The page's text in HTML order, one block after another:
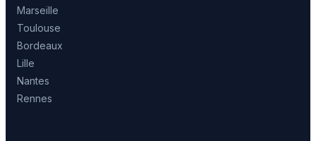
Marseille
Toulouse
Bordeaux
Lille
Nantes
Rennes